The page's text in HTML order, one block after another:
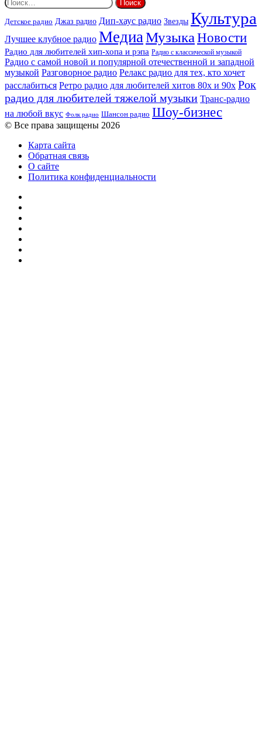
Детское радио Джаз радио Дип-хаус радио Звезды Культура
Лучшее клубное радио МедиаМузыкаНовости
Радио для любителей хип-хопа и рэпа Радио с классической музыкой
Радио с самой новой и популярной отечественной и западной
музыкой Разговорное радио Релакс радио для тех, кто хочет
расслабиться Ретро радио для любителей хитов 80х и 90х Рок
радио для любителей тяжелой музыки Транс-радио
на любой вкус Фолк радио Шансон радио Шоу-бизнес
© Все права защищены 2026
Карта сайта
Обратная связь
О сайте
Политика конфиденциальности